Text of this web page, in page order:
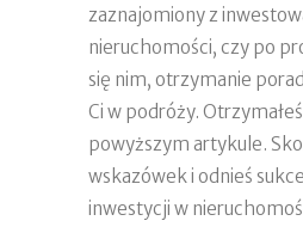
zaznajomiony z
nieruchomości, czy po
się nim, otrzymanie
Ci w podróży.
powyższym artykule.
wskazówek i odnieś
inwestycji w